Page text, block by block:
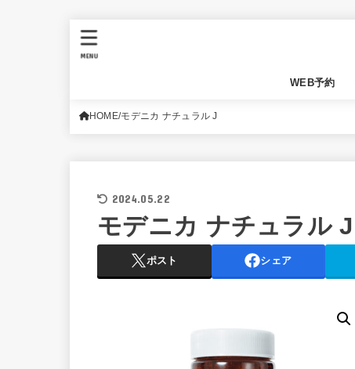
WEB予約
MENU
HOME モデニカ ナチュラル J
2024.05.22
モデニカ ナチュラル J
ポスト シェア